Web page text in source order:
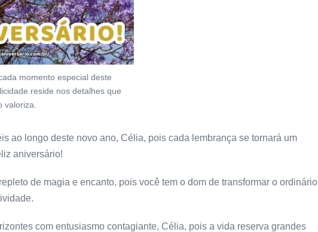
momento especial deste
reside nos detalhes que
valoriza.
ao longo deste novo ano, Célia, pois cada lembrança se tornará um
aniversário!
de magia e encanto, pois você tem o dom de transformar o ordinário
com entusiasmo contagiante, Célia, pois a vida reserva grandes